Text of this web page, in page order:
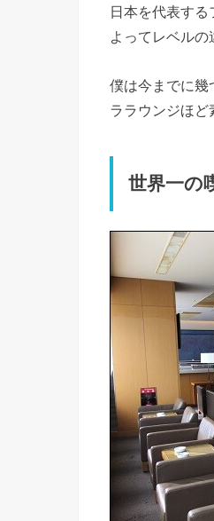
日本を代表す
よってレベルの
僕は今までに幾
ララウンジほど
世界一の